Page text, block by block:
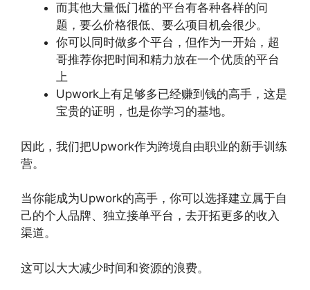
而其他大量低门槛的平台有各种各样的问
题，要么价格很低、要么项目机会很少。
你可以同时做多个平台，但作为一开始，超
哥推荐你把时间和精力放在一个优质的平台
上
Upwork上有足够多已经赚到钱的高手，这是
宝贵的证明，也是你学习的基地。
因此，我们把Upwork作为跨境自由职业的新手训练
营。
当你能成为Upwork的高手，你可以选择建立属于自
己的个人品牌、独立接单平台，去开拓更多的收入
渠道。
这可以大大减少时间和资源的浪费。